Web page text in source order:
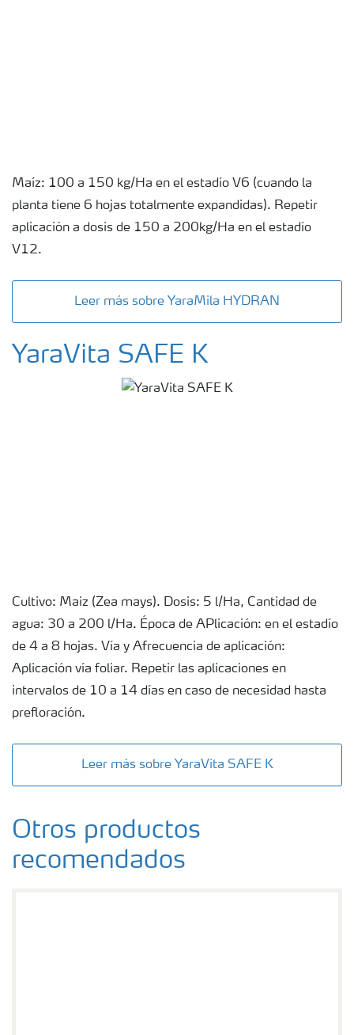
Maíz: 100 a 150 kg/Ha en el estadío V6 (cuando la
planta tiene 6 hojas totalmente expandidas). Repetir
aplicación a dosis de 150 a 200kg/Ha en el estadío
V12.
Leer más sobre YaraMila HYDRAN
YaraVita SAFE K
Cultivo: Maiz (Zea mays). Dosis: 5 l/Ha, Cantidad de
agua: 30 a 200 l/Ha. Época de APlicación: en el estadío
de 4 a 8 hojas. Vía y Afrecuencia de aplicación:
Aplicación vía foliar. Repetir las aplicaciones en
intervalos de 10 a 14 días en caso de necesidad hasta
prefloración.
Leer más sobre YaraVita SAFE K
Otros productos
recomendados